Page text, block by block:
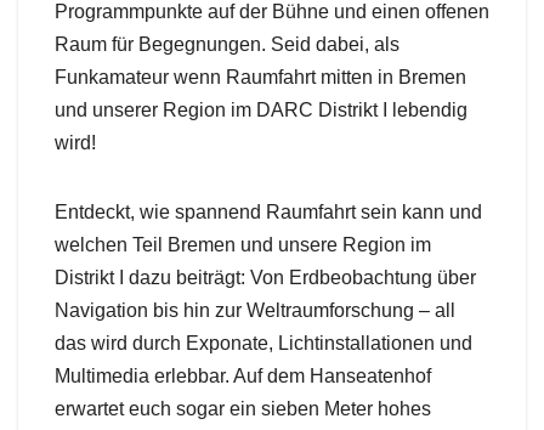
Programmpunkte auf der Bühne und einen offenen
Raum für Begegnungen. Seid dabei, als
Funkamateur wenn Raumfahrt mitten in Bremen
und unserer Region im DARC Distrikt I lebendig
wird!
Entdeckt, wie spannend Raumfahrt sein kann und
welchen Teil Bremen und unsere Region im
Distrikt I dazu beiträgt: Von Erdbeobachtung über
Navigation bis hin zur Weltraumforschung – all
das wird durch Exponate, Lichtinstallationen und
Multimedia erlebbar. Auf dem Hanseatenhof
erwartet euch sogar ein sieben Meter hohes